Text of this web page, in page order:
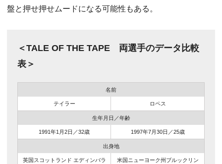
盤と押せ押せムードになる可能性もある。
＜TALE OF THE TAPE 両選手のデータ比較
表＞
名前
テイラー ロペス
生年月日／年齢
1991年1月2日／32歳 1997年7月30日／25歳
出身地
英国スコットランド エディンバラ 米国ニューヨーク州ブルックリン